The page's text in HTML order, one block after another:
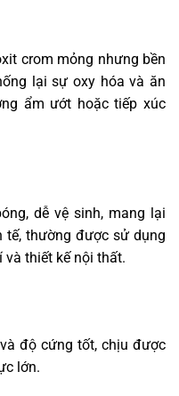
crom mỏng nhưng bền
lại sự oxy hóa và ăn
ẩm ướt hoặc tiếp xúc
dễ vệ sinh, mang lại
tế, thường được sử dụng
thiết kế nội thất.
độ cứng tốt, chịu được
lớn.